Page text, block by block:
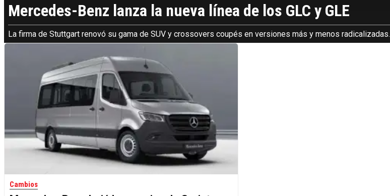
Mercedes-Benz lanza la nueva línea de los GLC y GLE
La firma de Stuttgart renovó su gama de SUV y crossovers coupés en versiones más y menos radicalizadas.
Cambios